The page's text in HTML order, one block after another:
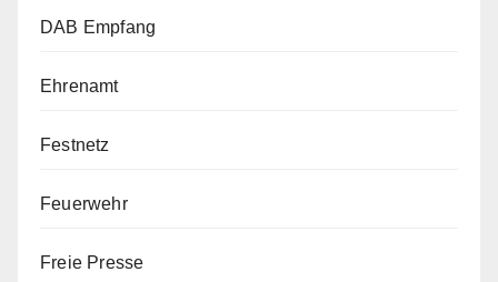
DAB Empfang
Ehrenamt
Festnetz
Feuerwehr
Freie Presse